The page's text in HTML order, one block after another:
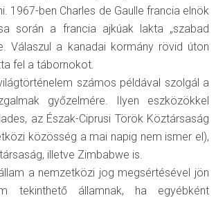
1967-ben Charles de Gaulle francia elnök
során a francia ajkúak lakta „szabad
Válaszul a kanadai kormány rövid úton
fel a tábornokot.
számos példával szolgál a
győzelmére. Ilyen eszközökkel
az Észak-Ciprusi Török Köztársaság
közösség a mai napig nem ismer el),
illetve Zimbabwe is.
a nemzetközi jog megsértésével jön
tekinthető államnak, ha egyébként